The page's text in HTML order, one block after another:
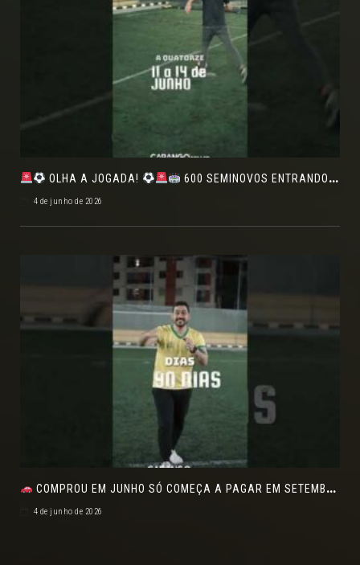
OLHA A JOGADA! 600 SEMINOVOS ENTRANDO EM CAMPO NO FEIRÃO DE VERDADE!
4 de junho de 2026
COMPROU EM JUNHO SÓ COMEÇA A PAGAR EM SETEMBRO!NO FEIRÃO DE VERDADE EM ARACJU
4 de junho de 2026